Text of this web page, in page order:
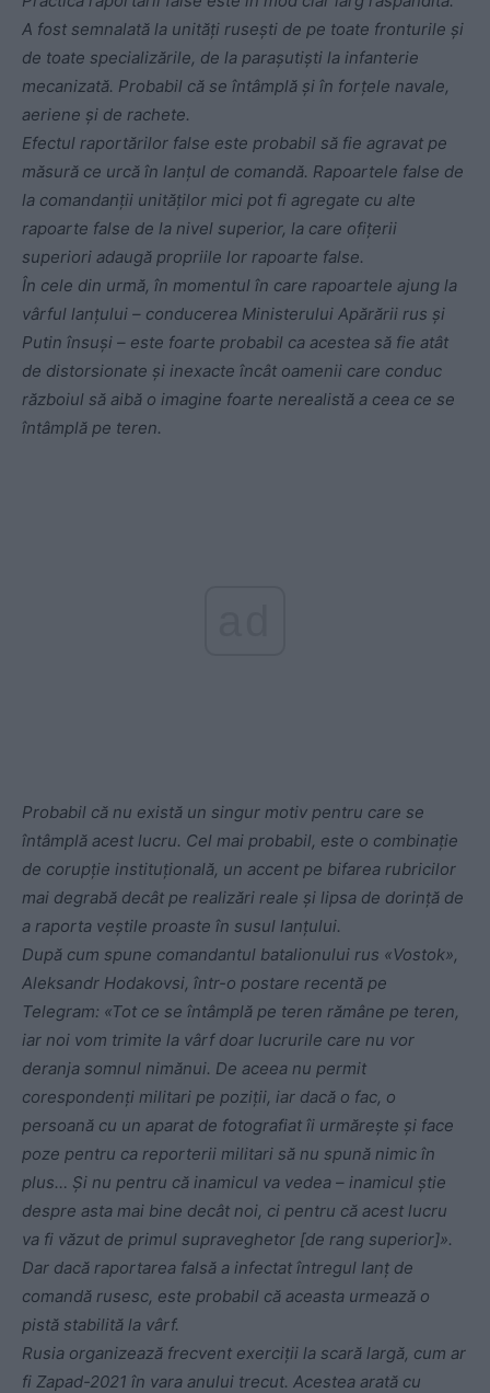
A fost semnalată la unități rusești de pe toate fronturile și
de toate specializările, de la parașutiști la infanterie
mecanizată. Probabil că se întâmplă și în forțele navale,
aeriene și de rachete.
Efectul raportărilor false este probabil să fie agravat pe
măsură ce urcă în lanțul de comandă. Rapoartele false de
la comandanții unităților mici pot fi agregate cu alte
rapoarte false de la nivel superior, la care ofițerii
superiori adaugă propriile lor rapoarte false.
În cele din urmă, în momentul în care rapoartele ajung la
vârful lanțului – conducerea Ministerului Apărării rus și
Putin însuși – este foarte probabil ca acestea să fie atât
de distorsionate și inexacte încât oamenii care conduc
războiul să aibă o imagine foarte nerealistă a ceea ce se
întâmplă pe teren.
Probabil că nu există un singur motiv pentru care se
întâmplă acest lucru. Cel mai probabil, este o combinație
de corupție instituțională, un accent pe bifarea rubricilor
mai degrabă decât pe realizări reale și lipsa de dorință de
a raporta veștile proaste în susul lanțului.
După cum spune comandantul batalionului rus «Vostok»,
Aleksandr Hodakovsi, într-o postare recentă pe
Telegram: «Tot ce se întâmplă pe teren rămâne pe teren,
iar noi vom trimite la vârf doar lucrurile care nu vor
deranja somnul nimănui. De aceea nu permit
corespondenți militari pe poziții, iar dacă o fac, o
persoană cu un aparat de fotografiat îi urmărește și face
poze pentru ca reporterii militari să nu spună nimic în
plus… Și nu pentru că inamicul va vedea – inamicul știe
despre asta mai bine decât noi, ci pentru că acest lucru
va fi văzut de primul supraveghetor [de rang superior]».
Dar dacă raportarea falsă a infectat întregul lanț de
comandă rusesc, este probabil că aceasta urmează o
pistă stabilită la vârf.
Rusia organizează frecvent exerciții la scară largă, cum ar
fi Zapad-2021 în vara anului trecut. Acestea arată cu